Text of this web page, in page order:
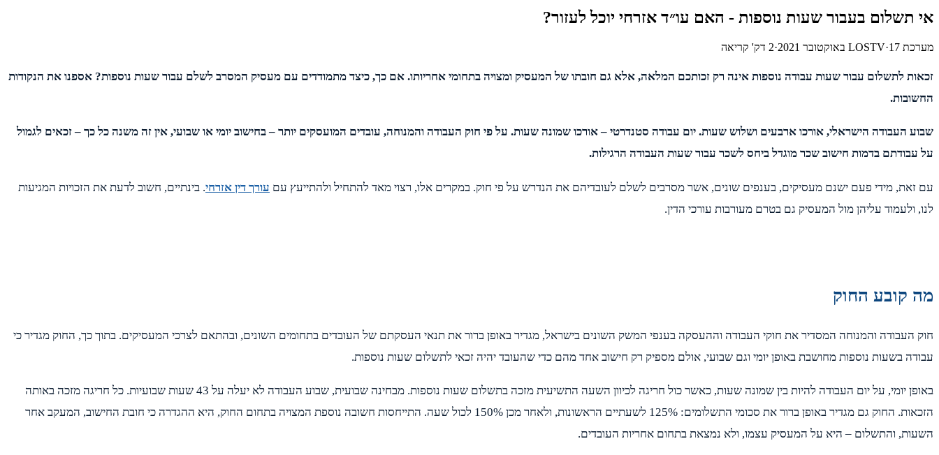
אי תשלום בעבור שעות נוספות - האם עו״ד אזרחי יוכל לעזור?
מערכת LOSTV ·17 באוקטובר 2021 ·
2 דק' קריאה
זכאות לתשלום עבור שעות עבודה נוספות אינה רק זכותכם המלאה, אלא גם חובתו של המעסיק ומצויה בתחומי אחריותו. אם כך, כיצד מתמודדים עם מעסיק המסרב לשלם עבור שעות נוספות? אספנו את הנקודות
החשובות.
שבוע העבודה הישראלי, אורכו ארבעים ושלוש שעות. יום עבודה סטנדרטי – אורכו שמונה שעות. על פי חוק העבודה והמנוחה, עובדים המועסקים יותר – בחישוב יומי או שבועי, אין זה משנה כל כך – זכאים לגמול
על עבודתם בדמות חישוב שכר מוגדל ביחס לשכר עבור שעות העבודה הרגילות.
עם זאת, מידי פעם ישנם מעסיקים, בענפים שונים, אשר מסרבים לשלם לעובדיהם את הנדרש על פי חוק. במקרים אלו, רצוי מאד להתחיל ולהתייעץ עם עורך דין אזרחי. בינתיים, חשוב לדעת את הזכויות המגיעות
לנו, ולעמוד עליהן מול המעסיק גם בטרם מעורבות עורכי הדין.
מה קובע החוק
חוק העבודה והמנוחה המסדיר את חוקי העבודה וההעסקה בענפי המשק השונים בישראל, מגדיר באופן ברור את תנאי העסקתם של העובדים בתחומים השונים, ובהתאם לצרכי המעסיקים. בתוך כך, החוק מגדיר כי
עבודה בשעות נוספות מחושבת באופן יומי וגם שבועי, אולם מספיק רק חישוב אחד מהם כדי שהעובד יהיה זכאי לתשלום שעות נוספות.
באופן יומי, על יום העבודה להיות בין שמונה שעות, כאשר כול חריגה לכיוון השעה התשיעית מזכה בתשלום שעות נוספות. מבחינה שבועית, שבוע העבודה לא יעלה על 43 שעות שבועיות. כל חריגה מזכה באותה
הזכאות. החוק גם מגדיר באופן ברור את סכומי התשלומים: 125% לשעתיים הראשונות, ולאחר מכן 150% לכול שעה. התייחסות חשובה נוספת המצויה בתחום החוק, היא ההגדרה כי חובת החישוב, המעקב אחר
השעות, והתשלום – היא על המעסיק עצמו, ולא נמצאת בתחום אחריות העובדים.